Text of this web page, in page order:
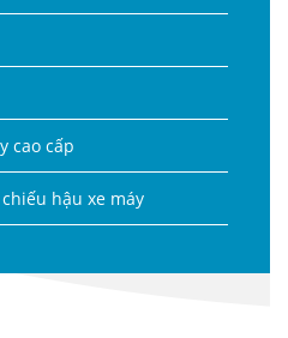
cao cấp
hậu xe máy